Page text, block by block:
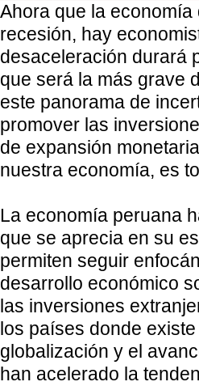
Ahora que la
recesión, hay
desaceleración durará
que será la más grave
este panorama de
promover las
de expansión
nuestra economía, es
La economía peruana
que se aprecia en su
permiten seguir
desarrollo económico
las inversiones
los países donde
globalización y el
han acelerado la